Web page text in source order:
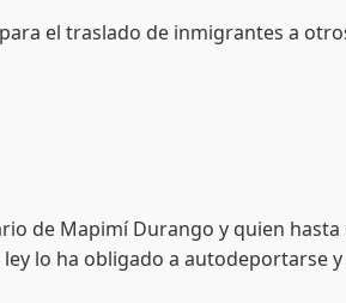
el traslado de inmigrantes a
de Mapimí Durango y quien
lo ha obligado a